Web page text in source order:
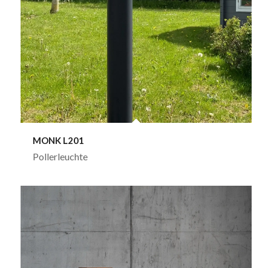
MONK L201
Pollerleuchte